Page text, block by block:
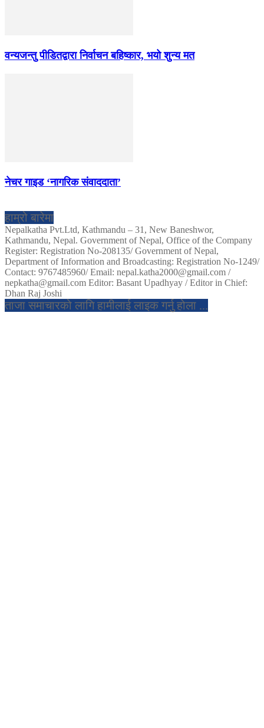
वन्यजन्तु पीडितद्वारा निर्वाचन बहिष्कार, भयो शुन्य मत
नेचर गाइड ‘नागरिक संवाददाता’
हाम्रो बारेमा
Nepalkatha Pvt.Ltd, Kathmandu – 31, New Baneshwor,
Kathmandu, Nepal. Government of Nepal, Office of the Company
Register: Registration No-208135/ Government of Nepal,
Department of Information and Broadcasting: Registration No-1249/
Contact: 9767485960/ Email: nepal.katha2000@gmail.com /
nepkatha@gmail.com Editor: Basant Upadhyay / Editor in Chief:
Dhan Raj Joshi
ताजा समाचारको लागि हामीलाई लाइक गर्नु होला ...